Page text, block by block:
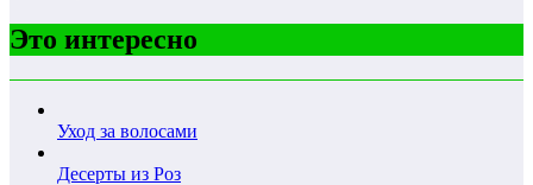
Это интересно
Уход за волосами
Десерты из Роз